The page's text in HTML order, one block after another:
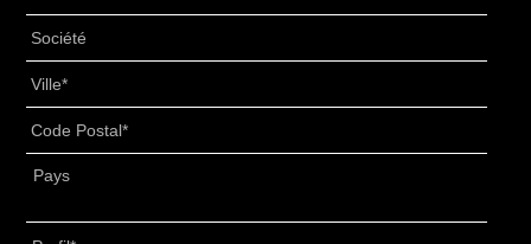
Titolo
Postal
*
Adresse
Pays